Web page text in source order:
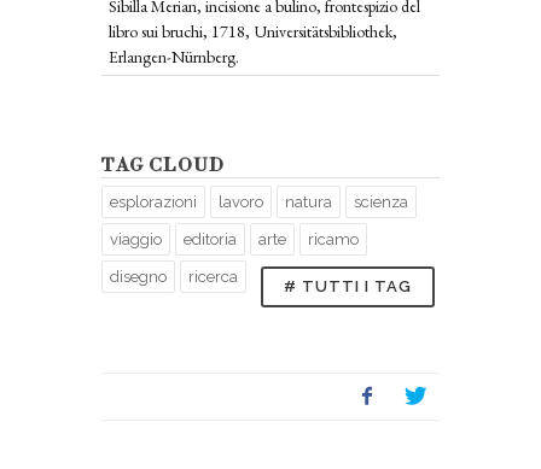
Sibilla Merian, incisione a bulino, frontespizio del
libro sui bruchi, 1718, Universitätsbibliothek,
Erlangen-Nürnberg.
TAG CLOUD
esplorazioni lavoro natura scienza
viaggio editoria arte ricamo
disegno ricerca
# TUTTI I TAG